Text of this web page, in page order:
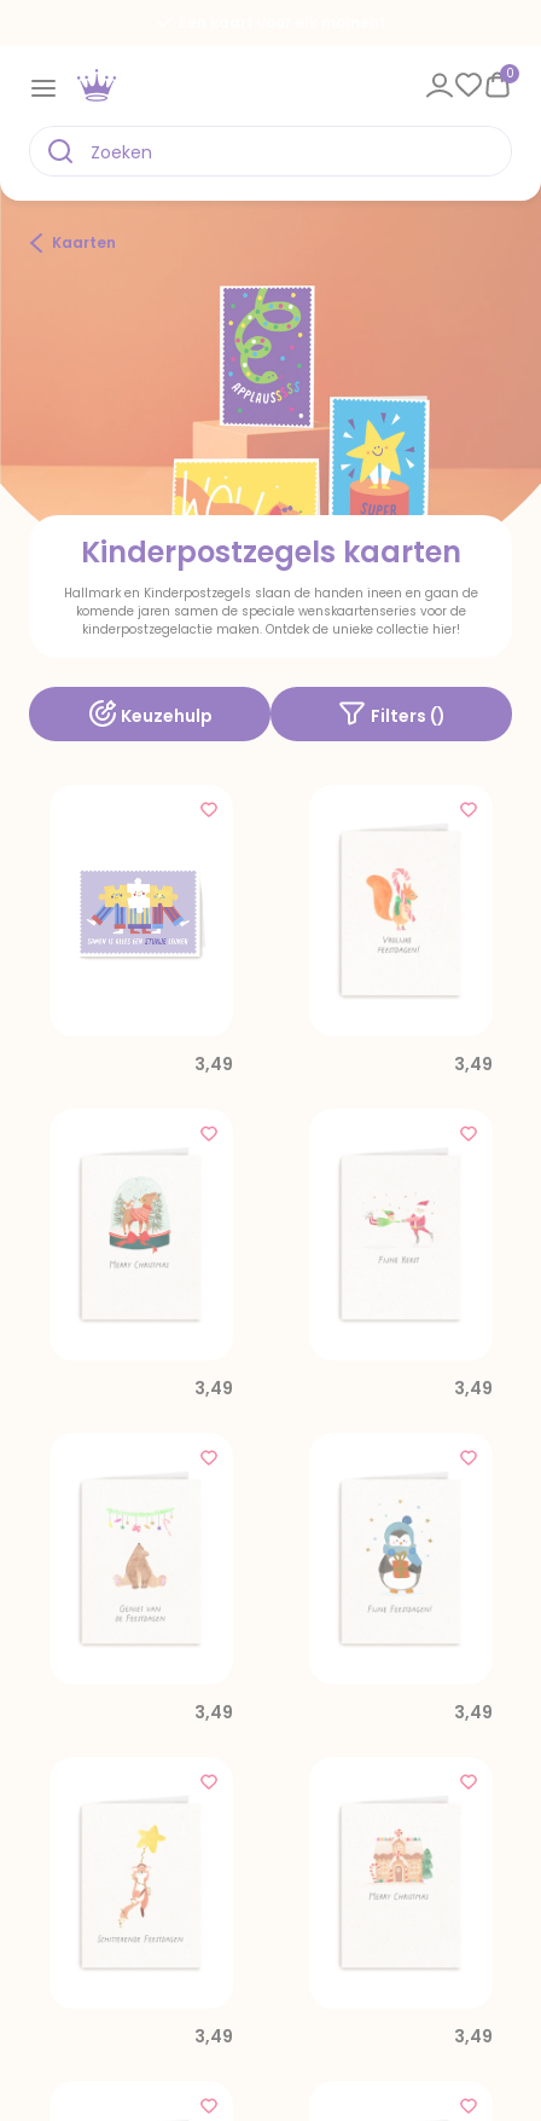
0
Kaarten
Kinderpostzegels kaarten
Hallmark en Kinderpostzegels slaan de handen ineen en gaan de
komende jaren samen de speciale wenskaartenseries voor de
kinderpostzegelactie maken. Ontdek de unieke collectie hier!
Keuzehulp Filters ()
3,49 3,49
3,49 3,49
3,49 3,49
3,49 3,49